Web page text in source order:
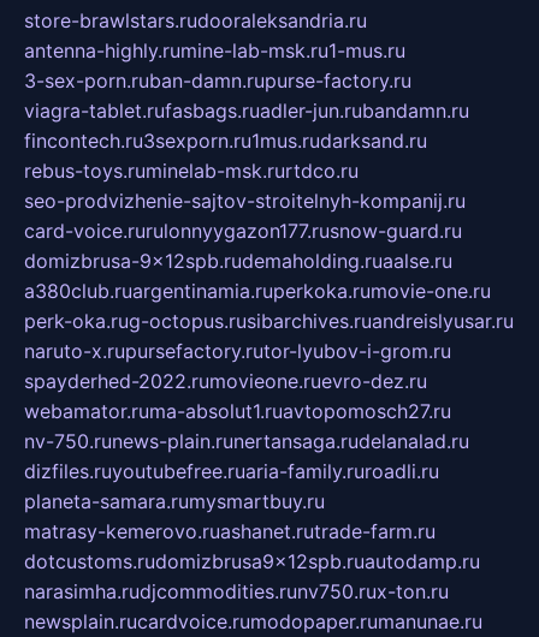
store-brawlstars.rudooraleksandria.ru
antenna-highly.rumine-lab-msk.ru1-mus.ru
3-sex-porn.ruban-damn.rupurse-factory.ru
viagra-tablet.rufasbags.ruadler-jun.rubandamn.ru
fincontech.ru3sexporn.ru1mus.rudarksand.ru
rebus-toys.ruminelab-msk.rurtdco.ru
seo-prodvizhenie-sajtov-stroitelnyh-kompanij.ru
card-voice.rurulonnyygazon177.rusnow-guard.ru
domizbrusa-9x12spb.rudemaholding.ruaalse.ru
a380club.ruargentinamia.ruperkoka.rumovie-one.ru
perk-oka.rug-octopus.rusibarchives.ruandreislyusar.ru
naruto-x.rupursefactory.rutor-lyubov-i-grom.ru
spayderhed-2022.rumovieone.ruevro-dez.ru
webamator.ruma-absolut1.ruavtopomosch27.ru
nv-750.runews-plain.runertansaga.rudelanalad.ru
dizfiles.ruyoutubefree.ruaria-family.ruroadli.ru
planeta-samara.rumysmartbuy.ru
matrasy-kemerovo.ruashanet.rutrade-farm.ru
dotcustoms.rudomizbrusa9x12spb.ruautodamp.ru
narasimha.rudjcommodities.runv750.rux-ton.ru
newsplain.rucardvoice.rumodopaper.rumanunae.ru